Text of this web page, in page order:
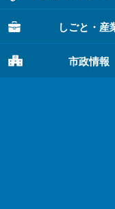
しごと・産
市政情報